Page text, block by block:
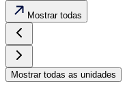
Mostrar todas
Mostrar todas as unidades